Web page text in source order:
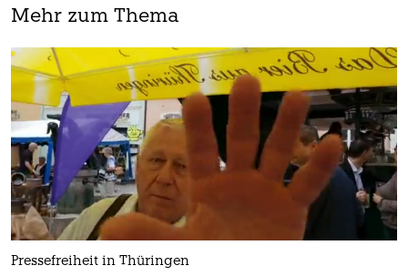
Mehr zum Thema
Pressefreiheit in Thüringen